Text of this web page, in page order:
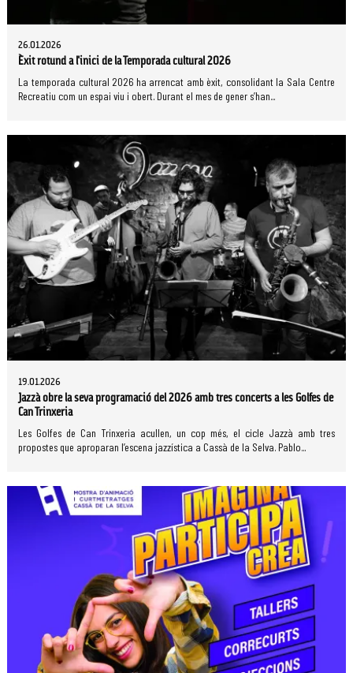
26.01.2026
Èxit rotund a l'inici de la Temporada cultural 2026
La temporada cultural 2026 ha arrencat amb èxit, consolidant la Sala Centre
Recreatiu com un espai viu i obert. Durant el mes de gener s’han...
19.01.2026
Jazzà obre la seva programació del 2026 amb tres concerts a les Golfes de
Can Trinxeria
Les Golfes de Can Trinxeria acullen, un cop més, el cicle Jazzà amb tres
propostes que aproparan l’escena jazzística a Cassà de la Selva. Pablo...